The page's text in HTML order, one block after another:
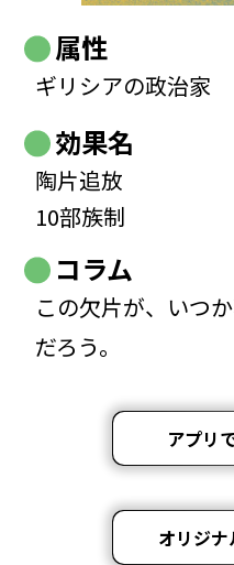
属性
ギリシアの政治家
効果名
陶片追放
10部族制
コラム
この欠片が、いつ
だろう。
アプリ
オリジ